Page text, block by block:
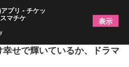
災“慰霊の地”を訪問「当た
せで輝いているか、ドラマ
プリ - チケッ
マチケ 表示